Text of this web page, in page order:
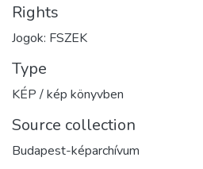
Rights
Jogok: FSZEK
Type
KÉP / kép könyvben
Source collection
Budapest-képarchívum